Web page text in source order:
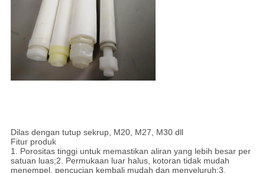
Dilas dengan tutup sekrup, M20, M27, M30 dll
Fitur produk
1. Porositas tinggi untuk memastikan aliran yang lebih besar per
satuan luas;2. Permukaan luar halus, kotoran tidak mudah
menempel, pencucian kembali mudah dan menyeluruh;3.